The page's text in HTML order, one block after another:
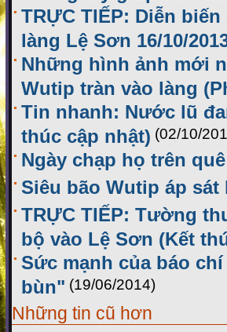
TRỰC TIẾP: Diễn
làng Lệ Sơn 16/10/
Những hình ảnh mới
Wutip tràn vào làng
Tin nhanh: Nước lũ
thúc cập nhật) (02/10/
Ngày chạp họ trên
Siêu bão Wutip áp
TRỰC TIẾP: Tường
bộ vào Lệ Sơn (Kết
Sức mạnh của báo
bùn" (19/06/2014)
Những tin cũ hơn